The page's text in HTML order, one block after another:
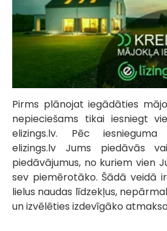
Pirms plānojat iegādāties
nepieciešams tikai iesniegt
elizings.lv. Pēc iesnieguma
elizings.lv Jums piedāvās
piedāvājumus, no kuriem vien
sev piemērotāko. Šādā veidā
lielus naudas līdzekļus,
un izvēlēties izdevīgāko